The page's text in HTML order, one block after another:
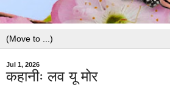
Jul 1, 2026
कहानीः लव यू मोर